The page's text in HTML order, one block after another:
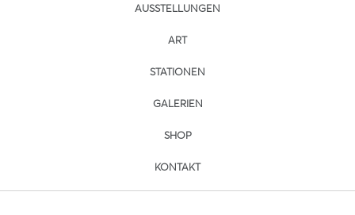
AUSSTELLUNGEN
ART
STATIONEN
GALERIEN
SHOP
KONTAKT